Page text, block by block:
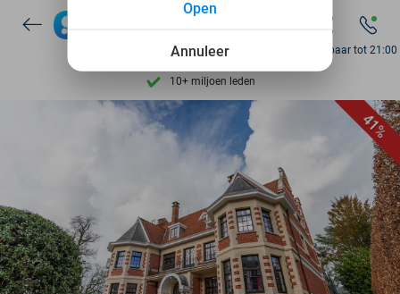
7 dagen per week beschikbaar
10+ miljoen leden
9,4 op basis van
Ontdek 15.000+ deals
7 dagen per week beschikbaar
10+ miljoen leden
Bereikbaar tot 21:00
41%
Annuleer
Open